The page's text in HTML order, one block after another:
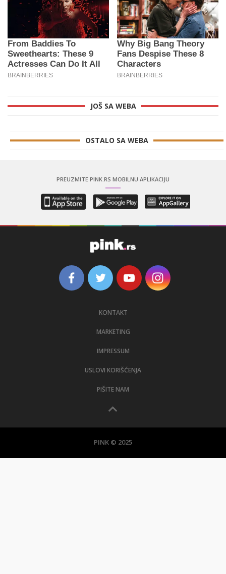
JOŠ SA WEBA
Митрополиту Методију у Горњем Заостру
Hibrid broj 1 koji osvaja Evropu, sada po
specijalnoj akcijskoj ceni od 19.990€ do 31.8.